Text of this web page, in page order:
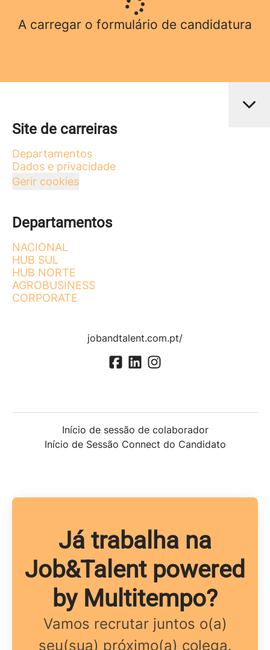
A carregar o formulário de candidatura
Site de carreiras
Departamentos
Dados e privacidade
Gerir cookies
Departamentos
NACIONAL
HUB SUL
HUB NORTE
AGROBUSINESS
CORPORATE
jobandtalent.com.pt/
Início de sessão de colaborador
Início de Sessão Connect do Candidato
Já trabalha na
Job&Talent powered
by Multitempo?
Vamos recrutar juntos o(a)
seu(sua) próximo(a) colega.